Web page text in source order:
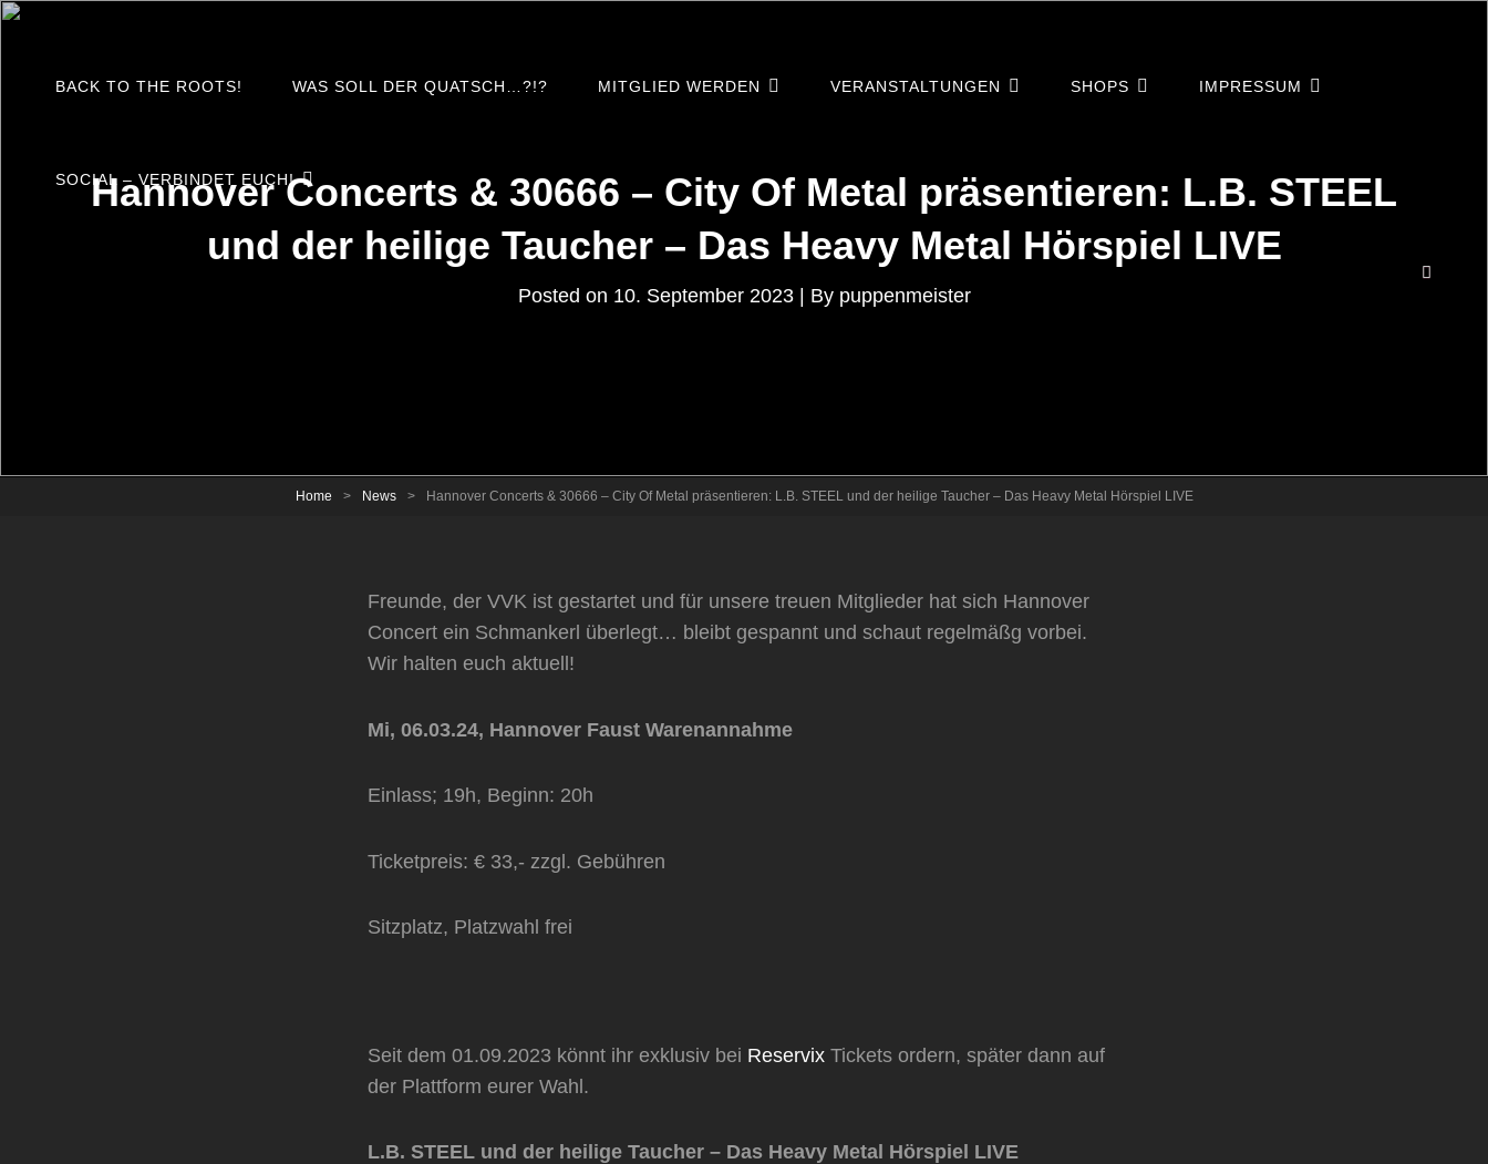
BACK TO THE ROOTS! WAS SOLL DER QUATSCH…?!? MITGLIED WERDEN VERANSTALTUNGEN SHOPS IMPRESSUM
SOCIAL – VERBINDET EUCH!
Hannover Concerts & 30666 – City Of Metal präsentieren: L.B. STEEL
und der heilige Taucher – Das Heavy Metal Hörspiel LIVE
Posted on 10. September 2023 By Byline
puppenmeister
Home > News > Hannover Concerts & 30666 – City Of Metal präsentieren: L.B. STEEL und der heilige Taucher – Das Heavy Metal Hörspiel LIVE
Freunde, der VVK ist gestartet und für unsere treuen Mitglieder hat sich Hannover
Concert ein Schmankerl überlegt… bleibt gespannt und schaut regelmäßg vorbei.
Wir halten euch aktuell!
Mi, 06.03.24, Hannover Faust Warenannahme
Einlass; 19h, Beginn: 20h
Ticketpreis: € 33,- zzgl. Gebühren
Sitzplatz, Platzwahl frei
Seit dem 01.09.2023 könnt ihr exklusiv bei Reservix Tickets ordern, später dann auf
der Plattform eurer Wahl.
L.B. STEEL und der heilige Taucher – Das Heavy Metal Hörspiel LIVE